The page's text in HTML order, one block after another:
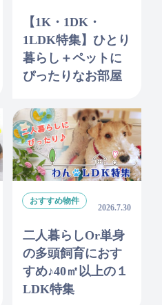
【1K・1DK・
1LDK特集】ひとり
暮らし＋ペットに
ぴったりなお部屋
おすすめ物件
2026.7.30
二人暮らしor単身
の多頭飼育におす
すめ♪40㎡以上の１
LDK特集